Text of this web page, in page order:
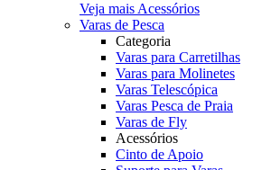
Veja mais Acessórios
Varas de Pesca
Categoria
Varas para Carretilhas
Varas para Molinetes
Varas Telescópica
Varas Pesca de Praia
Varas de Fly
Acessórios
Cinto de Apoio